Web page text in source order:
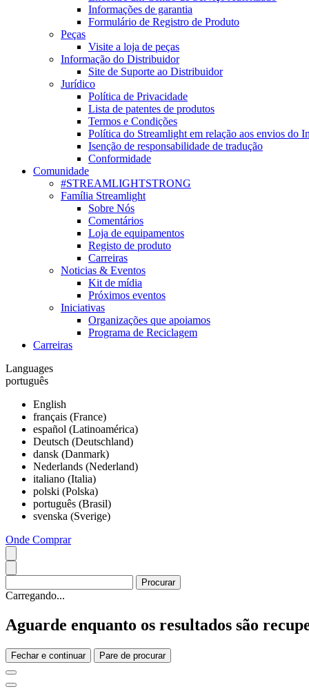
Informações de garantia
Formulário de Registro de Produto
Peças
Visite a loja de peças
Informação do Distribuidor
Site de Suporte ao Distribuidor
Jurídico
Política de Privacidade
Lista de patentes de produtos
Termos e Condições
Política do Streamlight em relação aos envios do
Isenção de responsabilidade de tradução
Conformidade
Comunidade
#STREAMLIGHTSTRONG
Família Streamlight
Sobre Nós
Comentários
Loja de equipamentos
Registo de produto
Carreiras
Noticias & Eventos
Kit de mídia
Próximos eventos
Iniciativas
Organizações que apoiamos
Programa de Reciclagem
Carreiras
Languages
português
English
français (France)
español (Latinoamérica)
Deutsch (Deutschland)
dansk (Danmark)
Nederlands (Nederland)
italiano (Italia)
polski (Polska)
português (Brasil)
svenska (Sverige)
Onde Comprar
Carregando...
Aguarde enquanto os resultados são
Fechar e continuar Pare de procurar